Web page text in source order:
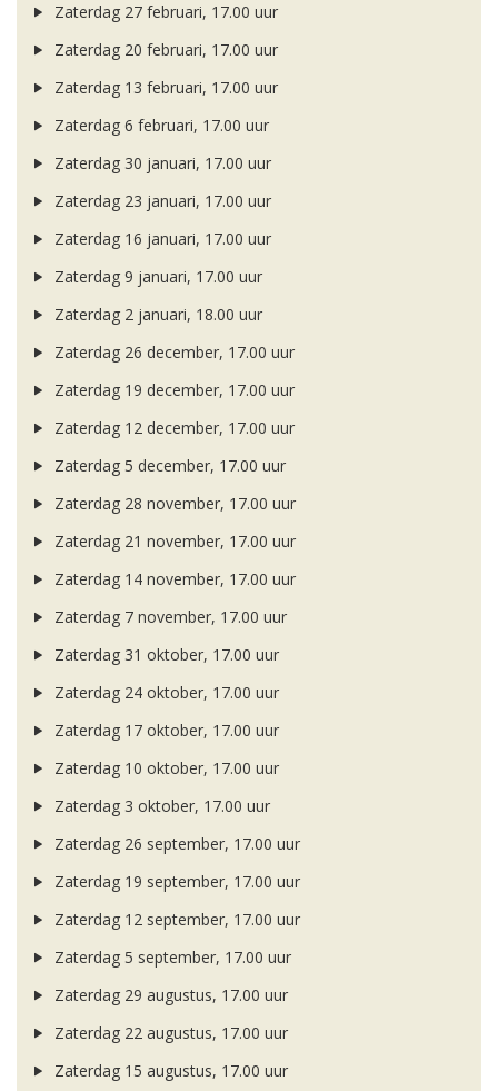
Zaterdag 27 februari, 17.00 uur
Zaterdag 20 februari, 17.00 uur
Zaterdag 13 februari, 17.00 uur
Zaterdag 6 februari, 17.00 uur
Zaterdag 30 januari, 17.00 uur
Zaterdag 23 januari, 17.00 uur
Zaterdag 16 januari, 17.00 uur
Zaterdag 9 januari, 17.00 uur
Zaterdag 2 januari, 18.00 uur
Zaterdag 26 december, 17.00 uur
Zaterdag 19 december, 17.00 uur
Zaterdag 12 december, 17.00 uur
Zaterdag 5 december, 17.00 uur
Zaterdag 28 november, 17.00 uur
Zaterdag 21 november, 17.00 uur
Zaterdag 14 november, 17.00 uur
Zaterdag 7 november, 17.00 uur
Zaterdag 31 oktober, 17.00 uur
Zaterdag 24 oktober, 17.00 uur
Zaterdag 17 oktober, 17.00 uur
Zaterdag 10 oktober, 17.00 uur
Zaterdag 3 oktober, 17.00 uur
Zaterdag 26 september, 17.00 uur
Zaterdag 19 september, 17.00 uur
Zaterdag 12 september, 17.00 uur
Zaterdag 5 september, 17.00 uur
Zaterdag 29 augustus, 17.00 uur
Zaterdag 22 augustus, 17.00 uur
Zaterdag 15 augustus, 17.00 uur